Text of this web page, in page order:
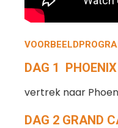
DAG 1
vertrek naar
DAG 2 GRAND